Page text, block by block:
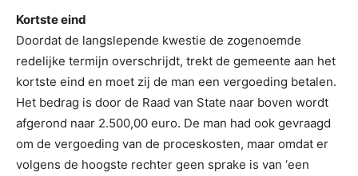
Kortste eind
Doordat de langslepende kwestie de zogenoemde
redelijke termijn overschrijdt, trekt de gemeente aan het
kortste eind en moet zij de man een vergoeding betalen.
Het bedrag is door de Raad van State naar boven wordt
afgerond naar 2.500,00 euro. De man had ook gevraagd
om de vergoeding van de proceskosten, maar omdat er
volgens de hoogste rechter geen sprake is van ‘een